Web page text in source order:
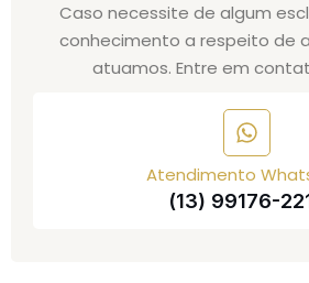
Caso necessite de algum
conhecimento a respeito de
atuamos. Entre em
Atendimento
(13) 99176-